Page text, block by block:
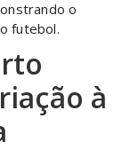
o
futebol.
à